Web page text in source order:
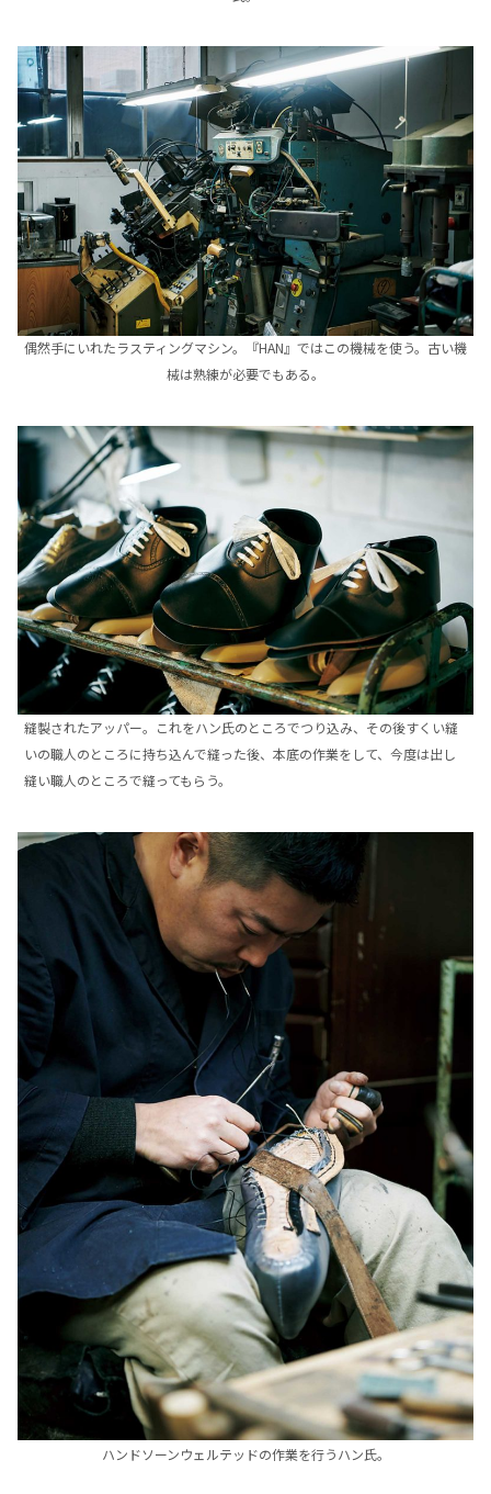
偶然手にいれたラスティングマシン。『HAN』ではこの機械を使う。古い機
械は熟練が必要でもある。
縫製されたアッパー。これをハン氏のところでつり込み、その後すくい縫
いの職人のところに持ち込んで縫った後、本底の作業をして、今度は出し
縫い職人のところで縫ってもらう。
ハンドソーンウェルテッドの作業を行うハン氏。